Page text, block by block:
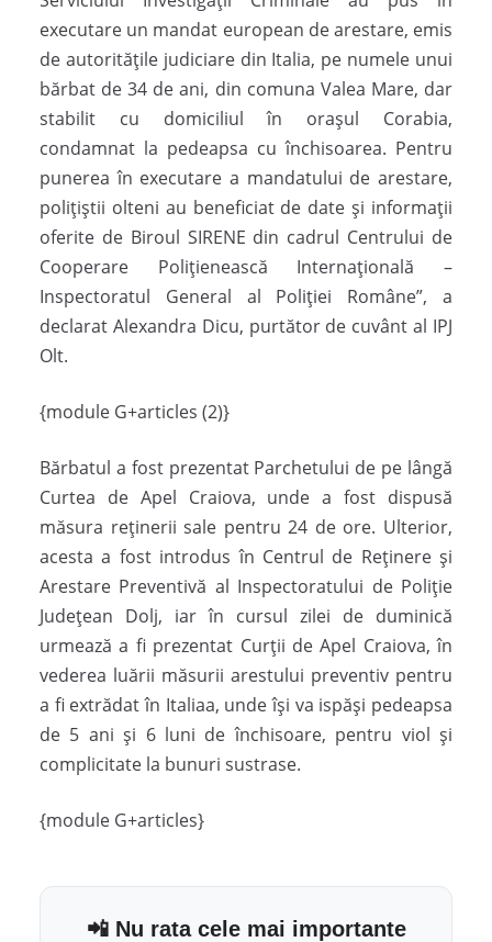
executare un mandat european de arestare, emis
de autoritățile judiciare din Italia, pe numele unui
bărbat de 34 de ani, din comuna Valea Mare, dar
stabilit cu domiciliul în orașul Corabia,
condamnat la pedeapsa cu închisoarea. Pentru
punerea în executare a mandatului de arestare,
poliţiştii olteni au beneficiat de date şi informaţii
oferite de Biroul SIRENE din cadrul Centrului de
Cooperare Poliţienească Internaţională –
Inspectoratul General al Poliţiei Române”, a
declarat Alexandra Dicu, purtător de cuvânt al IPJ
Olt.
{module G+articles (2)}
Bărbatul a fost prezentat Parchetului de pe lângă
Curtea de Apel Craiova, unde a fost dispusă
măsura reținerii sale pentru 24 de ore. Ulterior,
acesta a fost introdus în Centrul de Reținere și
Arestare Preventivă al Inspectoratului de Poliție
Județean Dolj, iar în cursul zilei de duminică
urmează a fi prezentat Curții de Apel Craiova, în
vederea luării măsurii arestului preventiv pentru
a fi extrădat în Italiaa, unde își va ispăși pedeapsa
de 5 ani și 6 luni de închisoare, pentru viol și
complicitate la bunuri sustrase.
{module G+articles}
📲 Nu rata cele mai importante